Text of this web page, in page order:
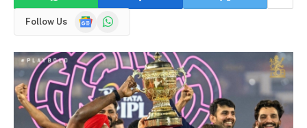
Follow Us
GoogleWhatsApp